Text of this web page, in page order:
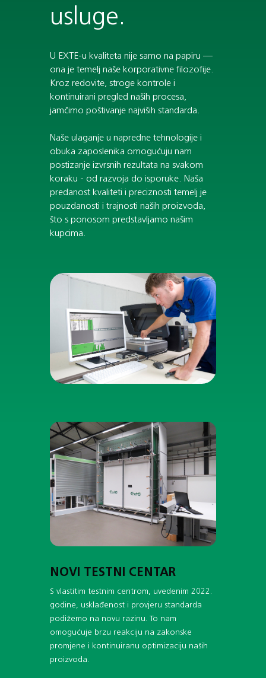
usluge.
U EXTE-u kvaliteta nije samo na papiru —
ona je temelj naše korporativne filozofije.
Kroz redovite, stroge kontrole i
kontinuirani pregled naših procesa,
jamčimo poštivanje najviših standarda.
Naše ulaganje u napredne tehnologije i
obuka zaposlenika omogućuju nam
postizanje izvrsnih rezultata na svakom
koraku - od razvoja do isporuke. Naša
predanost kvaliteti i preciznosti temelj je
pouzdanosti i trajnosti naših proizvoda,
što s ponosom predstavljamo našim
kupcima.
NOVI TESTNI CENTAR
S vlastitim testnim centrom, uvedenim 2022.
godine, usklađenost i provjeru standarda
podižemo na novu razinu. To nam
omogućuje brzu reakciju na zakonske
promjene i kontinuiranu optimizaciju naših
proizvoda.